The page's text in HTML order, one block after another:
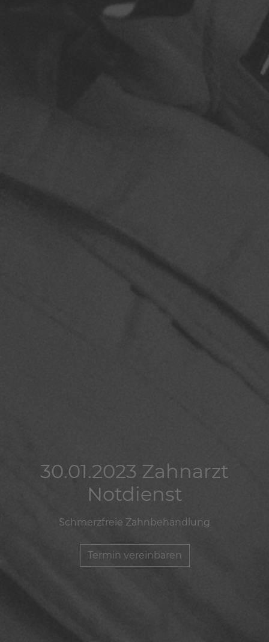
30.01.2023 Zahnarzt
Notdienst
Schmerzfreie Zahnbehandlung
Termin vereinbaren
30.01.2023 Zahnarzt
Notdienst
Schmerzfreie Zahnbehandlung
Termin vereinbaren
30.01.2023 Zahnarzt
Notdienst
Schmerzfreie Zahnbehandlung
Termin vereinbaren